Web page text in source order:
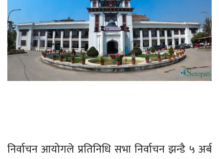
निर्वाचन आयोगले प्रतिनिधि सभा निर्वाचन झन्डै ५ अर्ब